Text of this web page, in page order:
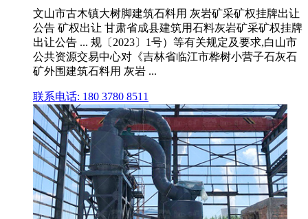
文山市古木镇大树脚建筑石料用 灰岩矿采矿权挂牌出让
公告 矿权出让 甘肃省成县建筑用石料灰岩矿采矿权挂牌
出让公告 ... 规〔2023〕1号）等有关规定及要求,白山市
公共资源交易中心对《吉林省临江市桦树小营子石灰石
矿外围建筑石料用 灰岩 ...
联系电话: 180 3780 8511